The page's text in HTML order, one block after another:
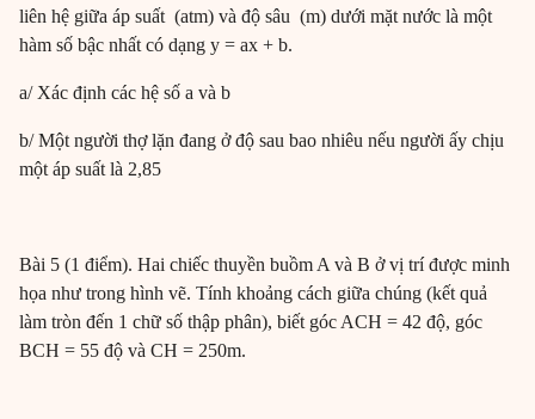
liên hệ giữa áp suất (atm) và độ sâu (m) dưới mặt nước là một
hàm số bậc nhất có dạng y = ax + b.
a/ Xác định các hệ số a và b
b/ Một người thợ lặn đang ở độ sau bao nhiêu nếu người ấy chịu
một áp suất là 2,85
Bài 5 (1 điểm). Hai chiếc thuyền buồm A và B ở vị trí được minh
họa như trong hình vẽ. Tính khoảng cách giữa chúng (kết quả
làm tròn đến 1 chữ số thập phân), biết góc ACH = 42 độ, góc
BCH = 55 độ và CH = 250m.